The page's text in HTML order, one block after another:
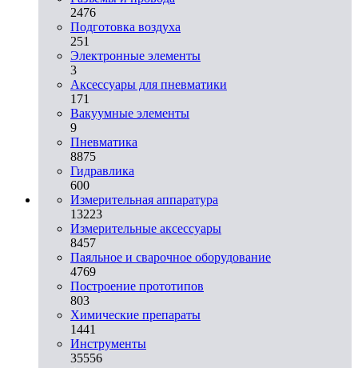
2476
Подготовка воздуха
251
Электронные элементы
3
Аксессуары для пневматики
171
Вакуумные элементы
9
Пневматика
8875
Гидравлика
600
Измерительная аппаратура
13223
Измерительные аксессуары
8457
Паяльное и сварочное оборудование
4769
Построение прототипов
803
Химические препараты
1441
Инструменты
35556